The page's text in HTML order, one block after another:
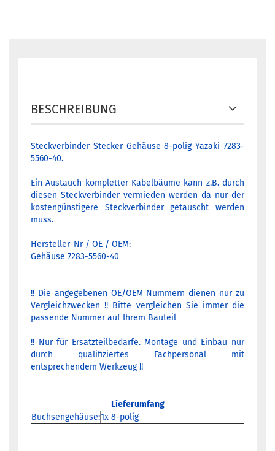
BESCHREIBUNG
Steckverbinder Stecker Gehäuse 8-polig Yazaki 7283-
5560-40.
Ein Austauch kompletter Kabelbäume kann z.B. durch
diesen Steckverbinder vermieden werden da nur der
kostengünstigere Steckverbinder getauscht werden
muss.
Hersteller-Nr / OE / OEM:
Gehäuse 7283-5560-40
!! Die angegebenen OE/OEM Nummern dienen nur zu
Vergleichzwecken !! Bitte vergleichen Sie immer die
passende Nummer auf Ihrem Bauteil
!! Nur für Ersatzteilbedarfe. Montage und Einbau nur
durch qualifiziertes Fachpersonal mit
entsprechendem Werkzeug !!
Lieferumfang
Buchsengehäuse:1x 8-polig